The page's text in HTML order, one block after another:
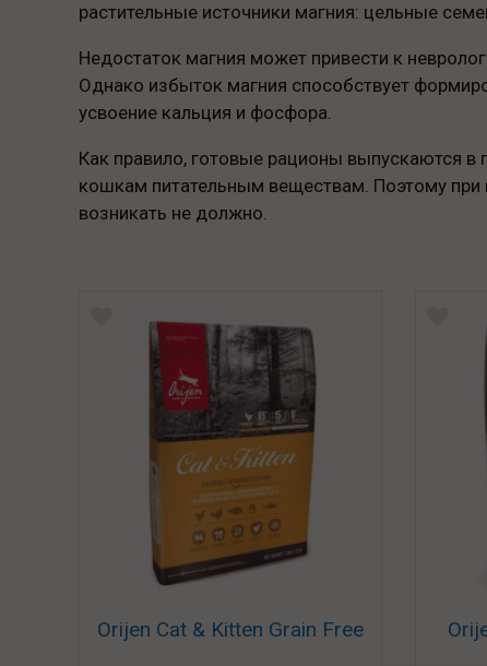
растительные источники магния: цельные
Недостаток магния может привести к
Однако избыток магния способствует
усвоение кальция и фосфора.
Как правило, готовые рационы выпускаются
кошкам питательным веществам. Поэтому
возникать не должно.
Orijen Cat & Kitten Grain Free